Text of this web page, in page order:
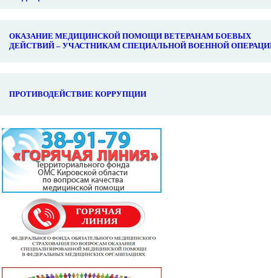
ОКАЗАНИЕ МЕДИЦИНСКОЙ ПОМОЩИ ВЕТЕРАНАМ БОЕВЫХ
ДЕЙСТВИЙ – УЧАСТНИКАМ СПЕЦИАЛЬНОЙ ВОЕННОЙ
ПРОТИВОДЕЙСТВИЕ КОРРУПЦИИ